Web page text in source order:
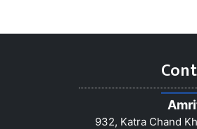
932, Katra Chand